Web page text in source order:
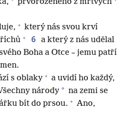
prvorozeného z mrtvých
+ který nás svou krví
+ 6 a který z nás udělal
Boha a Otce – jemu patří
s oblaky + a uvidí ho každý,
národy * na zemi se
bít do prsou. + Ano,